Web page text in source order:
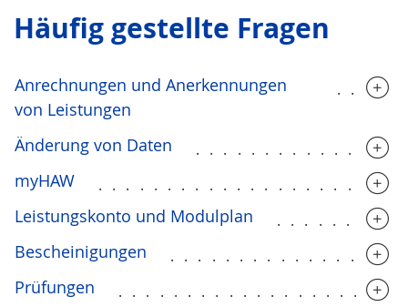
Häufig gestellte Fragen
Anrechnungen und Anerkennungen
von Leistungen
Änderung von Daten
myHAW
Leistungskonto und Modulplan
Bescheinigungen
Prüfungen